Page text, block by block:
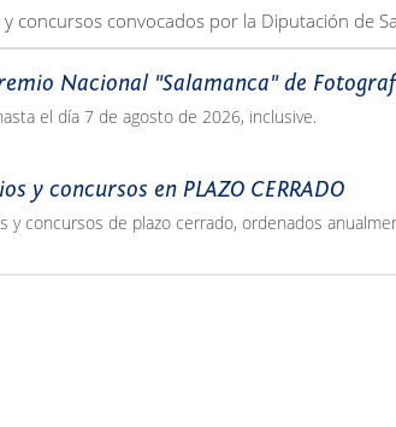
y concursos convocados por la Diputación de
Nacional "Salamanca" de
el día 7 de agosto de 2026, inclusive.
y concursos en PLAZO CERRADO
y concursos de plazo cerrado, ordenados